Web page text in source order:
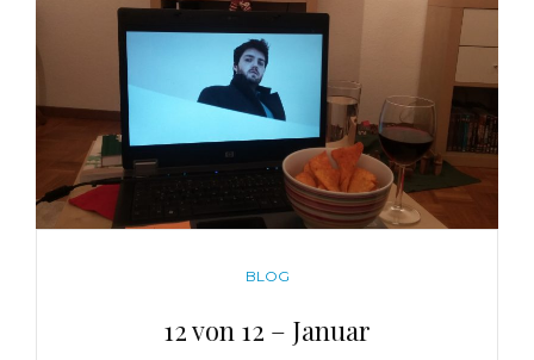
CATEGORIES
BLOG
12 von 12 – Januar